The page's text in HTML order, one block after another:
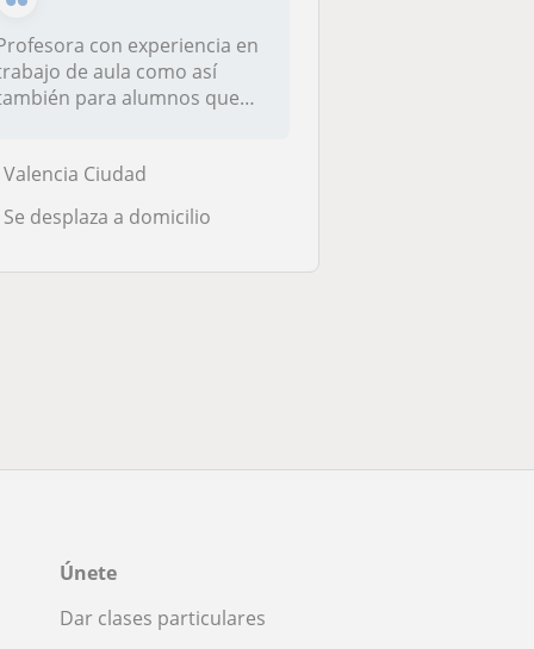
con experiencia en
de aula como así
para alumnos que
Valencia Ciudad
Se desplaza a domicilio
Únete
Dar clases particulares